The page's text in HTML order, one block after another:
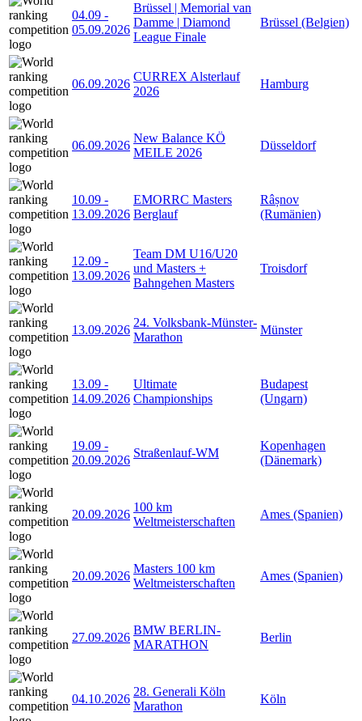
04.09 -
05.09.2026
Brüssel | Memorial van
Damme | Diamond
League Finale
Brüssel (Belgien)
06.09.2026
CURREX Alsterlauf
2026
Hamburg
06.09.2026
New Balance KÖ
MEILE 2026
Düsseldorf
10.09 -
13.09.2026
EMORRC Masters
Berglauf
Râșnov
(Rumänien)
12.09 -
13.09.2026
Team DM U16/U20
und Masters +
Bahngehen Masters
Troisdorf
13.09.2026
24. Volksbank-Münster-
Marathon
Münster
13.09 -
14.09.2026
Ultimate
Championships
Budapest
(Ungarn)
19.09 -
20.09.2026
Straßenlauf-WM
Kopenhagen
(Dänemark)
20.09.2026
100 km
Weltmeisterschaften
Ames (Spanien)
20.09.2026
Masters 100 km
Weltmeisterschaften
Ames (Spanien)
27.09.2026
BMW BERLIN-
MARATHON
Berlin
04.10.2026
28. Generali Köln
Marathon
Köln